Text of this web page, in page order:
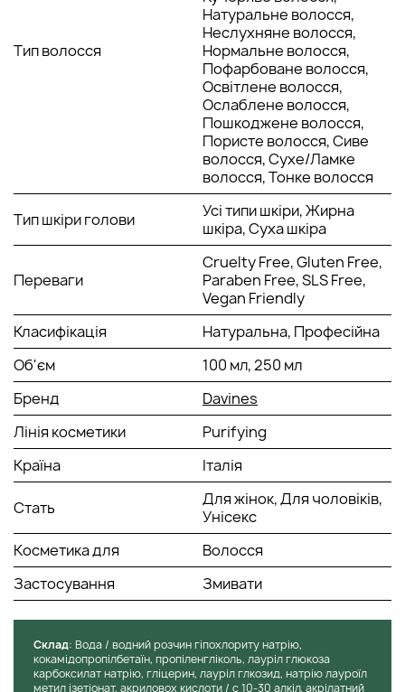
фітоактив кульбаби.
Спосіб застосування Davines Purifying Shampoo:
Перед придбанням продуктів ізлінії Purifyingобов'язково
варто проконсультуватися з лікарем. У цього шампуню є
При сильній лупі призначають щоденне
використання шампуню та допоміжних засобів лінії.
Для профілактики рекомендують використовувати
продукт один раз на тиждень протягом двох місяців.
Тип волосся
Натуральне волосся,
Неслухняне волосся,
Нормальне волосся,
Пофарбоване волосся,
Освітлене волосся,
Ослаблене волосся,
Пошкоджене волосся,
Пористе волосся, Сиве
волосся, Сухе/Ламке
волосся, Тонке волосся
Тип шкіри голови
Усі типи шкіри, Жирна
шкіра, Суха шкіра
Переваги
Cruelty Free, Gluten Free,
Paraben Free, SLS Free,
Vegan Friendly
Класифікація
Натуральна, Професійна
Об'єм
100 мл, 250 мл
Бренд
Davines
Лінія косметики
Purifying
Країна
Італія
Стать
Для жінок, Для чоловіків,
Унісекс
Косметика для
Волосся
Застосування
Змивати
Cклад: Вода / водний розчин гіпохлориту натрію,
кокамідопропілбетаїн, пропіленгліколь, лауріл глюкоза
карбоксилат натрію, гліцерин, лауріл глкозид, натрію лауроїл
метил ізетіонат, акриловох кислоти / с 10-30 алкіл, акрілатний